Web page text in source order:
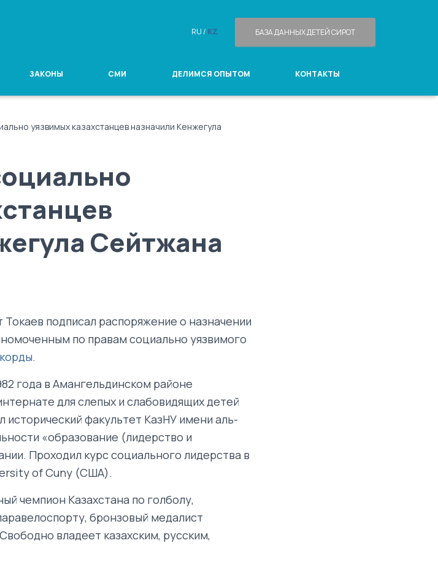
RU / KZ БАЗА ДАННЫХ ДЕТЕЙ СИРОТ
ЗАКОНЫ СМИ ДЕЛИМСЯ ОПЫТОМ КОНТАКТЫ
уязвимых казахстанцев назначили Кенжегула
Сейтжана
подписал распоряжение о назначении
по правам социально уязвимого
.
года в Амангельдинском районе
для слепых и слабовидящих детей
факультет КазНУ имени аль-
«образование (лидерство и
Проходил курс социального лидерства в
of Cuny (США).
чемпион Казахстана по голболу,
бронзовый медалист
владеет казахским, русским,